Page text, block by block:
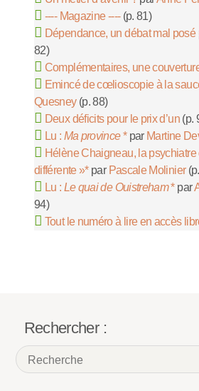
---- Magazine ----(p. 81)
Dépendance, un débat mal posé
82)
Complémentaires, une
Emincé de cœlioscopie à la
Quesney(p. 88)
Deux déficits pour le prix d’un(p.
Lu : Ma province* par Martine
Hélène Chaigneau, la
différente »* par Pascale Molinier
Lu : Le quai de Ouistreham* par
94)
Tout le numéro à lire en accès
Rechercher :